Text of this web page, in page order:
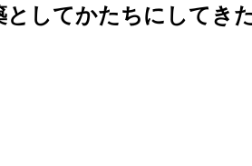
してかたちにしてき